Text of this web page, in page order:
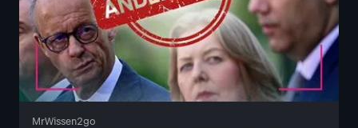
MrWissen2go